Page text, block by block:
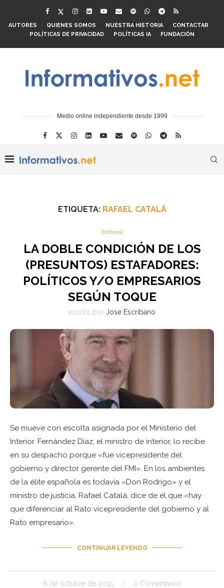
AUTORES QUIENES SOMOS NUESTRA HISTORIA
CONTACTAR
POLÍTICAS DE PRIVACIDAD
POLÍTICAS IA FUNDACIÓN
Medio online independiente desde 1999
ETIQUETA: RAFAEL CATALÁ
Editorial
LA DOBLE CONDICIÓN DE LOS
(PRESUNTOS) ESTAFADORES:
POLÍTICOS Y/O EMPRESARIOS
SEGÚN TOQUE
escrito por Jose Escribano
Se mueve con escolta asignada por el Ministerio del
Interior. Fernández Díaz, el ministro de interior, lo recibe
en su despacho porque «fue vicepresidente del
gobierno y director gerente del FMI». En los ambientes
de la élite española es todavía «Don Rodrigo» y el
ministro de justicia, Rafael Català, dice de él que «hay
que diferenciar al Rato vicepresidente del gobierno y al
Rato empresario».
CONTINUAR LEYENDO
6 de octubre de 2015 0 Comentarios